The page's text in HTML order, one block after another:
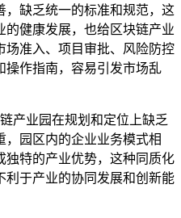
，缺乏统一的标准和规范，这
健康发展，也给区块链产业
场准入、项目审批、风险防控
操作指南，容易引发市场乱
产业园在规划和定位上缺乏
园区内的企业业务模式相
独特的产业优势，这种同质化
利于产业的协同发展和创新能